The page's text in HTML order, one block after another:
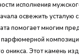
исполнения
освежить усталую
помогает многим
оникса. Этот камень